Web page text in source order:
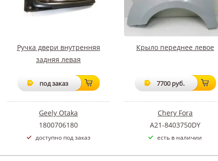
Ручка двери внутренняя
задняя левая
под заказ
Geely Otaka
1800706180
доступно под заказ
Крыло переднее левое
7700 руб.
Chery Fora
A21-8403750DY
есть в наличии